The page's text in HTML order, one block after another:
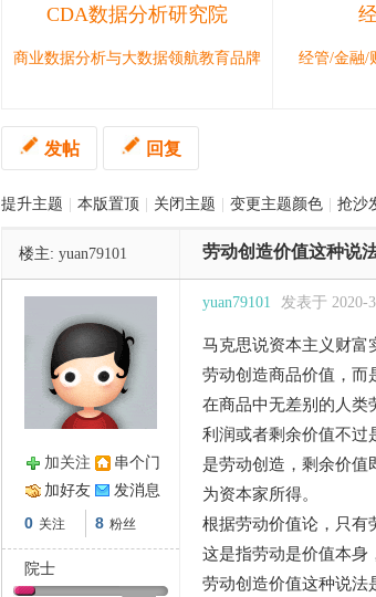
CDA数据分析研究院
商业数据分析与大数据领航教育品牌 经管/金融/
发帖 回复
提升主题 本版置顶 关闭主题 变更主题颜色 抢沙
楼主: yuan79101 劳动创造价值这种说
加关注
串个门
加好友
发消息
0 关注 8 粉丝
院士
yuan79101 发表于 2020-
马克思说资本主义财富
劳动创造商品价值，而
在商品中无差别的人类
利润或者剩余价值不过
是劳动创造，剩余价值
为资本家所得。
根据劳动价值论，只有
这是指劳动是价值本身
劳动创造价值这种说法